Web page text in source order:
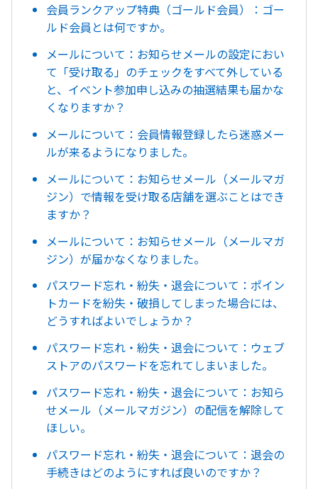
会員ランクアップ特典（ゴールド会員）：ゴー
ルド会員とは何ですか。
メールについて：お知らせメールの設定におい
て「受け取る」のチェックをすべて外している
と、イベント参加申し込みの抽選結果も届かな
くなりますか？
メールについて：会員情報登録したら迷惑メー
ルが来るようになりました。
メールについて：お知らせメール（メールマガ
ジン）で情報を受け取る店舗を選ぶことはでき
ますか？
メールについて：お知らせメール（メールマガ
ジン）が届かなくなりました。
パスワード忘れ・紛失・退会について：ポイン
トカードを紛失・破損してしまった場合には、
どうすればよいでしょうか？
パスワード忘れ・紛失・退会について：ウェブ
ストアのパスワードを忘れてしまいました。
パスワード忘れ・紛失・退会について：お知ら
せメール（メールマガジン）の配信を解除して
ほしい。
パスワード忘れ・紛失・退会について：退会の
手続きはどのようにすれば良いのですか？